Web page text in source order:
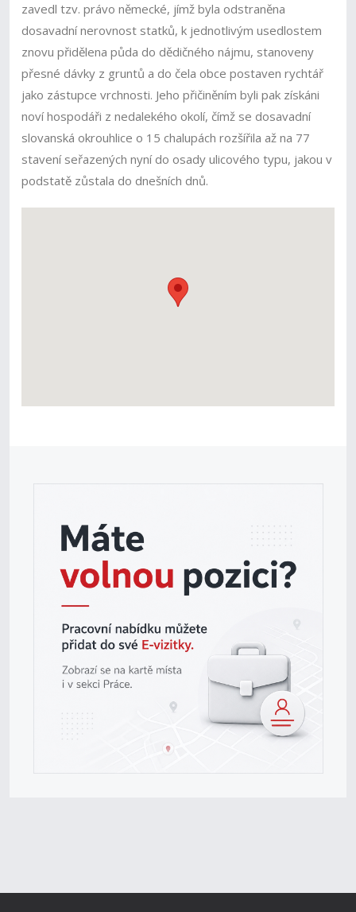
zavedl tzv. právo německé, jímž byla odstraněna
dosavadní nerovnost statků, k jednotlivým usedlostem
znovu přidělena půda do dědičného nájmu, stanoveny
přesné dávky z gruntů a do čela obce postaven rychtář
jako zástupce vrchnosti. Jeho přičiněním byli pak získáni
noví hospodáři z nedalekého okolí, čímž se dosavadní
slovanská okrouhlice o 15 chalupách rozšířila až na 77
stavení seřazených nyní do osady ulicového typu, jakou v
podstatě zůstala do dnešních dnů.